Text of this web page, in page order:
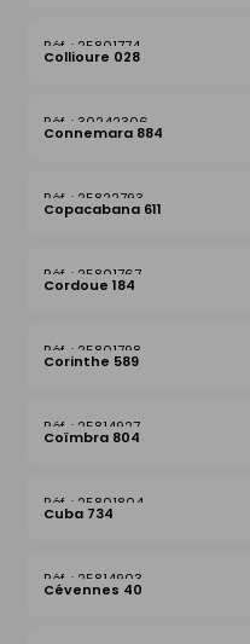
25801774
Collioure 028
30242306
Connemara 884
25822793
Copacabana 611
25801767
Cordoue 184
25801798
Corinthe 589
25814927
Coïmbra 804
25801804
Cuba 734
25814903
Cévennes 40